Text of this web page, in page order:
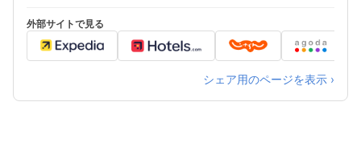
外部サイトで見る
シェア用のページを表示 ›